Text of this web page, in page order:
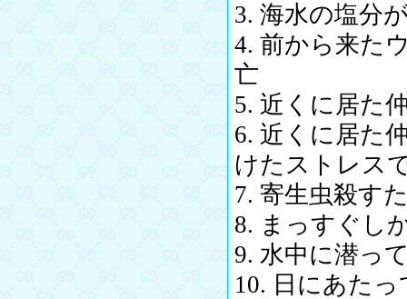
3. 海水の塩分
4. 前から来た
亡
5. 近くに居た
6. 近くに居た
けたストレス
7. 寄生虫殺す
8. まっすぐし
9. 水中に潜っ
10. 日にあた